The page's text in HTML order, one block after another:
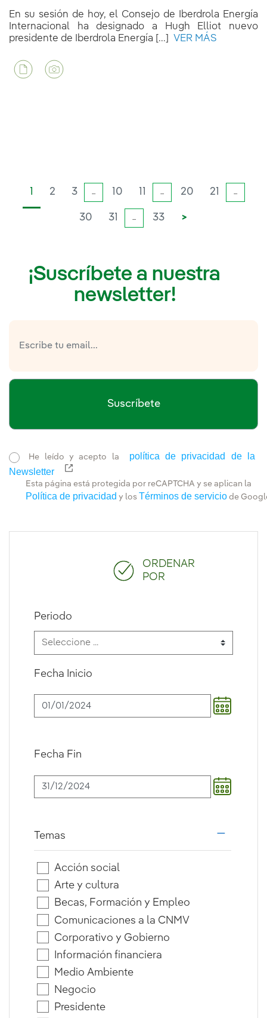
ORDENAR
POR
Fecha Inicio
Fecha Fin
Periodo
Temas
Acción social
Arte y cultura
Becas, Formación y Empleo
Comunicaciones a la CNMV
Corporativo y Gobierno
Información financiera
Medio Ambiente
Negocio
Presidente
En su sesión de hoy, el Consejo de Iberdrola Energía
Internacional ha designado a Hugh Elliot nuevo
presidente de Iberdrola Energía [...]
VER MÁS
1 2 3 ... 10 11 ... 20 21 ...
30 31 ... 33 >
¡Suscríbete a nuestra
newsletter!
Suscríbete
He leído y acepto la
política de privacidad de la
Newsletter
Enlace externo, se abre en ventana nueva.
Esta página está protegida por reCAPTCHA y se aplican la
Política de privacidad y los Términos de servicio de